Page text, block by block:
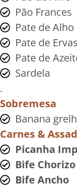
Pão Frances
Pate de Alho
Pate de Ervas
Pate de
Sardela
.
Sobremesa
Banana
Carnes &
Picanha
Bife Chorizo
Bife Ancho